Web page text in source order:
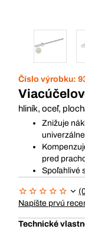
Číslo výrobku:
hliník, oceľ,
Znižuje
pred
Spoľahlivé
Napíšte prvú
Technické